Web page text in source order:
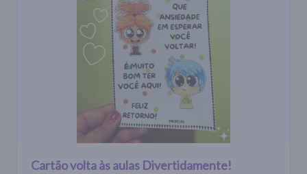
Cartão volta às aulas Divertidamente!